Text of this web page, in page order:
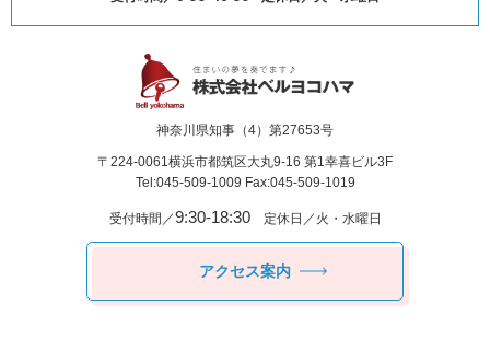
神奈川県知事（4）第27653号
〒224-0061横浜市都筑区⼤丸9-16 第1幸喜ビル3F
Tel:045-509-1009 Fax:045-509-1019
受付時間／9:30-18:30定休日／火・水曜日
アクセス案内